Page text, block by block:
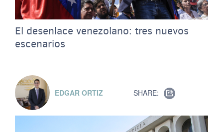
El desenlace venezolano: tres nuevos
escenarios
EDGAR ORTIZ SHARE: